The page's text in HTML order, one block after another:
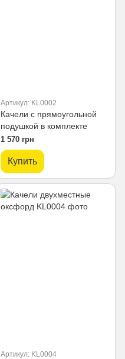
Артикул: KL0002
Качели с прямоугольной
подушкой в ​​комплекте
1 570 грн
Купить
Артикул: KL0004